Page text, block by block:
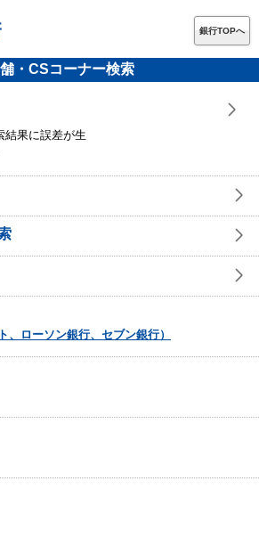
銀行TOPへ
・CSコーナー検索
結果に誤差が生
、ローソン銀行、セブン銀行）